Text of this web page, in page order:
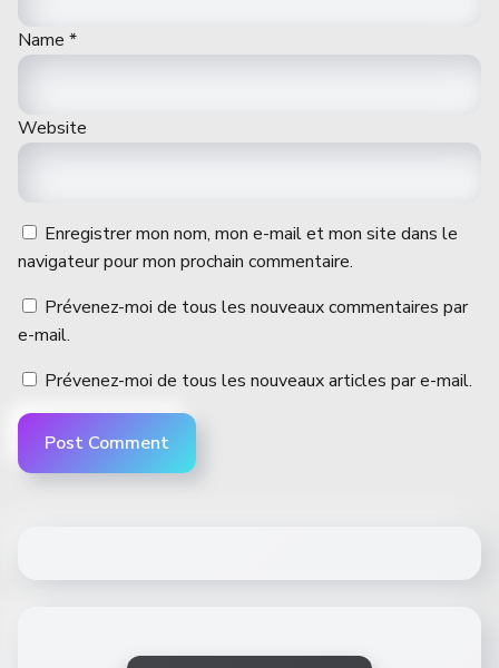
Name *
Website
Enregistrer mon nom, mon e-mail et mon site dans le
navigateur pour mon prochain commentaire.
Prévenez-moi de tous les nouveaux commentaires par
e-mail.
Prévenez-moi de tous les nouveaux articles par e-mail.